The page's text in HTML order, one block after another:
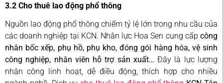
3.2 Cho thuê lao động phổ thông
Nguồn lao động phổ thông chiếm tỷ lệ lớn trong nhu cầu của
các doanh nghiệp tại KCN. Nhân lực Hoa Sen cung cấp công
nhân bốc xếp, phụ hồ, phụ kho, đóng gói hàng hóa, vệ sinh
công nghiệp, nhân viên hỗ trợ sản xuất… Đây là lực lượng
nhân công linh hoạt, dễ điều động, thích hợp cho nhiều